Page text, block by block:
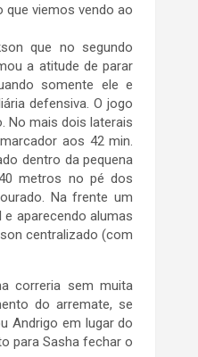
que viemos vendo ao
que no segundo
a atitude de parar
somente ele e
defensiva. O jogo
No mais dois laterais
aos 42 min.
dentro da pequena
metros no pé dos
Na frente um
aparecendo alumas
centralizado (com
correria sem muita
do arremate, se
Andrigo em lugar do
para Sasha fechar o